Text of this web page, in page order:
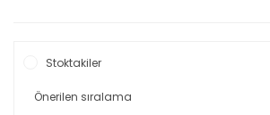
Stoktakiler